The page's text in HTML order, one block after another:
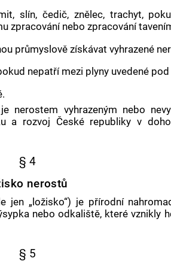
slín, čedič, znělec, trachyt,
zpracování nebo zpracování
průmyslově získávat vyhrazené
nepatří mezi plyny uvedené pod
nerostem vyhrazeným nebo
a rozvoj České republiky v
§ 4
nerostů
„ložisko“) je přírodní
nebo odkaliště, které vznikly
§ 5